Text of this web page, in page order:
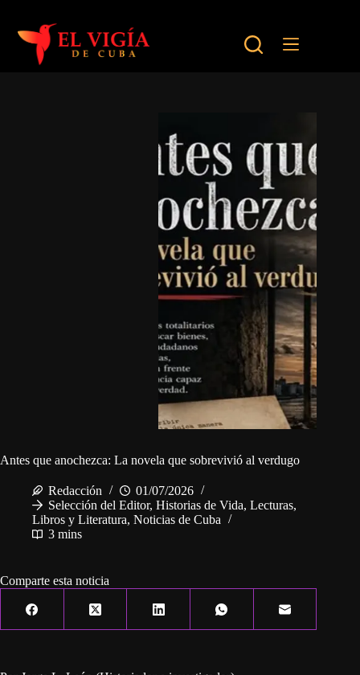
contenido
Antes que anochezca: La novela que sobrevivió al verdugo
Redacción
01/07/2026
Selección del Editor, Historias de Vida, Lecturas,
Libros y Literatura, Noticias de Cuba
3 mins
Comparte esta noticia